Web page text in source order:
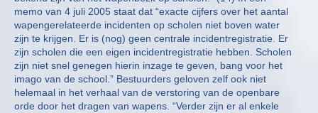
memo van 4 juli 2005 staat dat “exacte cijfers over het aantal
wapengerelateerde incidenten op scholen niet boven water
zijn te krijgen. Er is (nog) geen centrale incidentregistratie. Er
zijn scholen die een eigen incidentregistratie hebben. Scholen
zijn niet snel genegen hierin inzage te geven, bang voor het
imago van de school.” Bestuurders geloven zelf ook niet
helemaal in het verhaal van de verstoring van de openbare
orde door het dragen van wapens. “Verder zijn er al enkele